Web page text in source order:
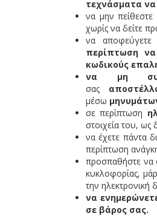
τεχνάσματα να
να μην πείθεστε
χωρίς να δείτε
να αποφεύγετε
περίπτωση
κωδικούς
να μη
σας
μέσω
σε περίπτωση
στοιχεία του, ως
να έχετε πάντα
περίπτωση
προσπαθήστε να
κυκλοφορίας,
την ηλεκτρονική
να
σε βάρος σας.